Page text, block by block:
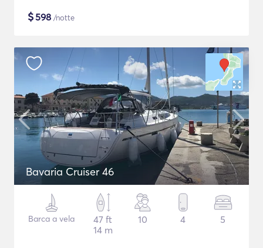
$598 /notte
Bavaria Cruiser 46
Barca a vela
47 ft
14 m
10 4 5